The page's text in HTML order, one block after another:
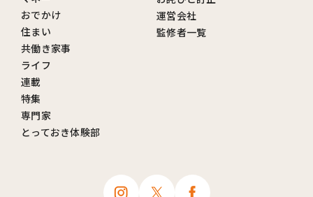
おでかけ
住まい
共働き家事
ライフ
連載
特集
専門家
とっておき体験部
運営会社
監修者一覧